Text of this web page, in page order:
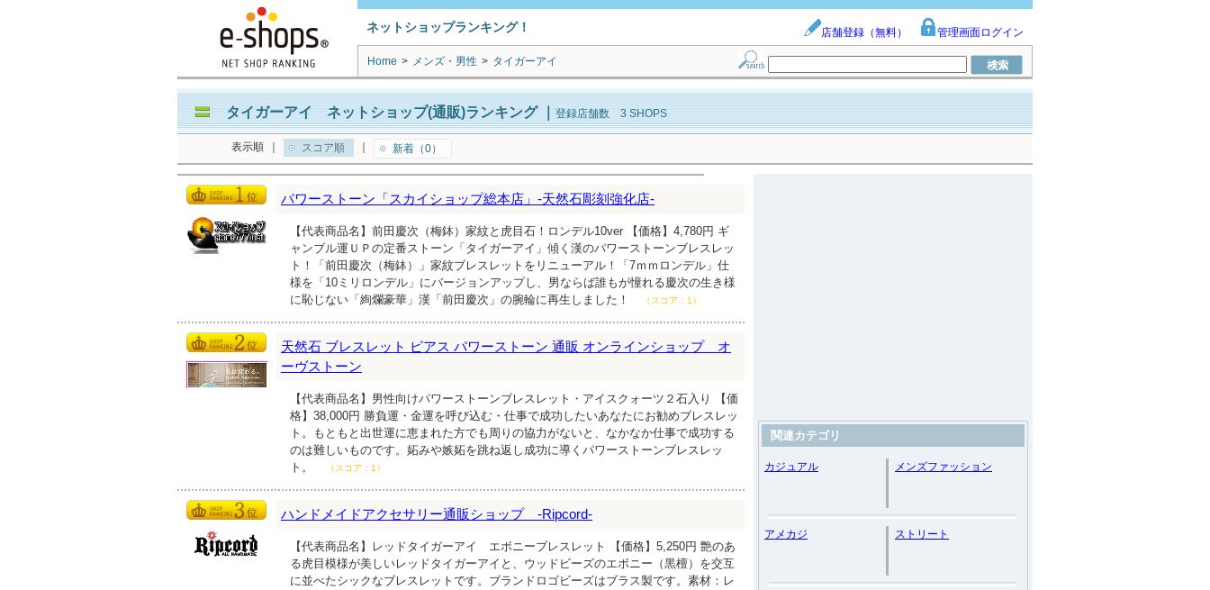
ネットショップランキング！ 店舗登録（無料） 管理画面ログイン
Home > メンズ・男性 > タイガーアイ
タイガーアイ ネットショップ(通販)ランキング｜ 登録店舗数 3 SHOPS
表示順 スコア順 新着（0）
パワーストーン「スカイショップ総本店」-天然石彫刻強化店-
【代表商品名】前田慶次（梅鉢）家紋と虎目石！ロンデル10ver 【価格】4,780円 ギ
ャンブル運ＵＰの定番ストーン「タイガーアイ」傾く漢のパワーストーンブレスレッ
ト！「前田慶次（梅鉢）」家紋ブレスレットをリニューアル！「7ｍｍロンデル」仕
様を「10ミリロンデル」にバージョンアップし、男ならば誰もが憧れる慶次の生き様
に恥じない「絢爛豪華」漢「前田慶次」の腕輪に再生しました！
（スコア：1）
天然石 ブレスレット ピアス パワーストーン 通販 オンラインショップ オ
ーヴストーン
【代表商品名】男性向けパワーストーンブレスレット・アイスクォーツ２石入り 【価
格】38,000円 勝負運・金運を呼び込む・仕事で成功したいあなたにお勧めブレスレッ
ト。もともと出世運に恵まれた方でも周りの協力がないと、なかなか仕事で成功する
のは難しいものです。妬みや嫉妬を跳ね返し成功に導くパワーストーンブレスレッ
ト。
（スコア：1）
ハンドメイドアクセサリー通販ショップ -Ripcord-
【代表商品名】レッドタイガーアイ エボニーブレスレット 【価格】5,250円 艶のあ
る虎目模様が美しいレッドタイガーアイと、ウッドビーズのエボニー（黒檀）を交互
に並べたシックなブレスレットです。ブランドロゴビーズはブラス製です。素材：レ
関連カテゴリ
カジュアル メンズファッション
アメカジ ストリート